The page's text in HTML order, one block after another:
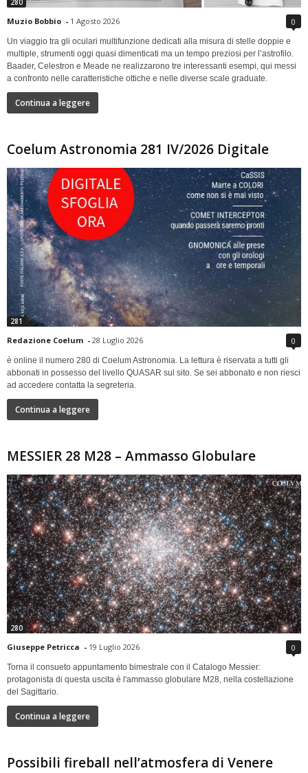
280
Muzio Bobbio - 1 Agosto 2026 0
Un viaggio tra gli oculari multifunzione dedicati alla misura di stelle doppie e
multiple, strumenti oggi quasi dimenticati ma un tempo preziosi per l’astrofilo.
Baader, Celestron e Meade ne realizzarono tre interessanti esempi, qui messi
a confronto nelle caratteristiche ottiche e nelle diverse scale graduate.
Continua a leggere
Coelum Astronomia 281 IV/2026 Digitale
281
Redazione Coelum - 28 Luglio 2026 0
è online il numero 280 di Coelum Astronomia. La lettura è riservata a tutti gli
abbonati in possesso del livello QUASAR sul sito. Se sei abbonato e non riesci
ad accedere contatta la segreteria.
Continua a leggere
MESSIER 28 M28 – Ammasso Globulare
280
Giuseppe Petricca - 19 Luglio 2026 0
Torna il consueto appuntamento bimestrale con il Catalogo Messier:
protagonista di questa uscita è l'ammasso globulare M28, nella costellazione
del Sagittario.
Continua a leggere
Possibili fireball nell’atmosfera di Venere